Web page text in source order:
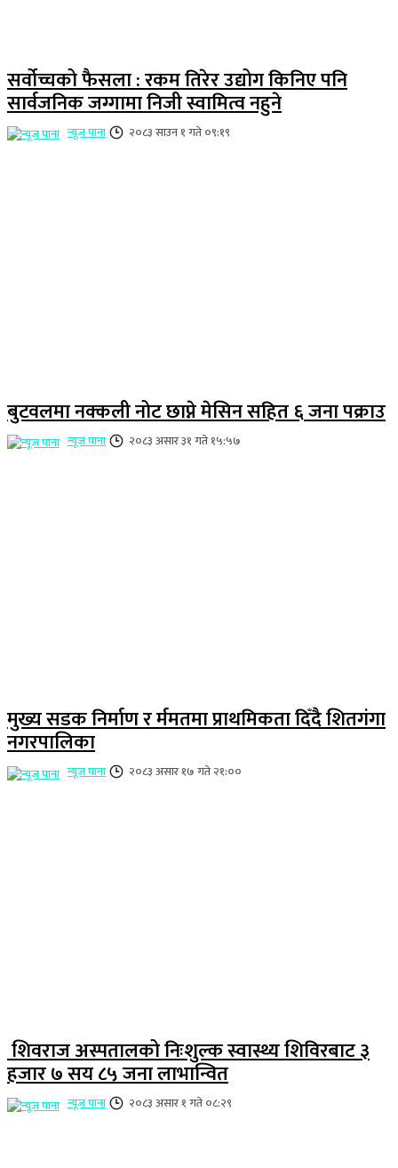
सर्वोच्चको फैसला : रकम तिरेर उद्योग किनिए पनि
सार्वजनिक जग्गामा निजी स्वामित्व नहुने
न्यूज पाना २०८३ साउन १ गते ०९:१९
बुटवलमा नक्कली नोट छाप्ने मेसिन सहित ६ जना पक्राउ
न्यूज पाना २०८३ असार ३१ गते १५:५७
मुख्य सडक निर्माण र र्ममतमा प्राथमिकता दिँदै शितगंगा
नगरपालिका
न्यूज पाना २०८३ असार १७ गते २१:००
शिवराज अस्पतालको निःशुल्क स्वास्थ्य शिविरबाट ३
हजार ७ सय ८५ जना लाभान्वित
न्यूज पाना २०८३ असार १ गते ०८:२९